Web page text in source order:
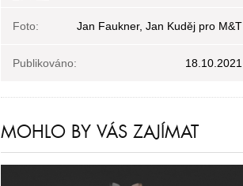
Foto: Jan Faukner, Jan Kuděj pro M&T
Publikováno: 18.10.2021
MOHLO BY VÁS ZAJÍMAT